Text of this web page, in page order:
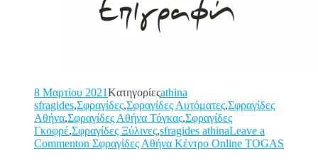
8 Μαρτίου 2021Kατηγορίεςathina
sfragides,Σφραγίδες,Σφραγίδες Αυτόματες,Σφραγίδες
Αθήνα,Σφραγίδες Αθήνα Τόγκας,Σφραγίδες
Γκοφρέ,Σφραγίδες Ξύλινες,sfragides athinaLeave a
Commenton Σφραγίδες Αθήνα Κέντρο Online TOGAS